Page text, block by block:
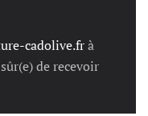
cadolive.frà
de recevoir